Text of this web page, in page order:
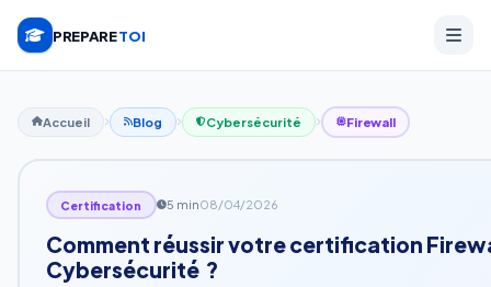
PREPARETOI
Accueil Blog Cybersécurité Firewall
Certification 5 min08/04/2026
Comment réussir votre certification
Cybersécurité ?